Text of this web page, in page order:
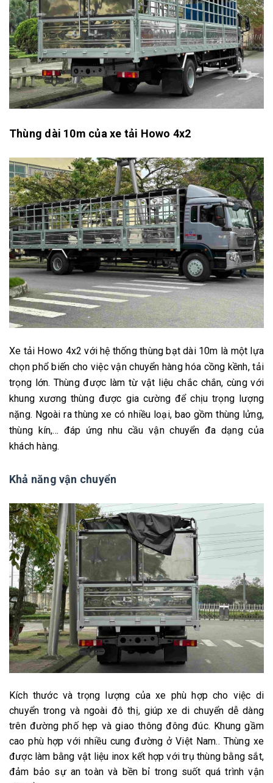
Thùng dài 10m của xe tải Howo 4x2
Xe tải Howo 4x2 với hệ thống thùng bạt dài 10m là một lựa
chọn phổ biến cho việc vận chuyển hàng hóa cồng kềnh, tải
trọng lớn. Thùng được làm từ vật liệu chắc chắn, cùng với
khung xương thùng được gia cường để chịu trọng lượng
nặng. Ngoài ra thùng xe có nhiều loại, bao gồm thùng lửng,
thùng kín,... đáp ứng nhu cầu vận chuyển đa dạng của
khách hàng.
Khả năng vận chuyển
Kích thước và trọng lượng của xe phù hợp cho việc di
chuyển trong và ngoài đô thị, giúp xe di chuyển dễ dàng
trên đường phố hẹp và giao thông đông đúc. Khung gầm
cao phù hợp với nhiều cung đường ở Việt Nam.. Thùng xe
được làm bằng vật liệu inox kết hợp với trụ thùng bằng sắt,
đảm bảo sự an toàn và bền bỉ trong suốt quá trình vận